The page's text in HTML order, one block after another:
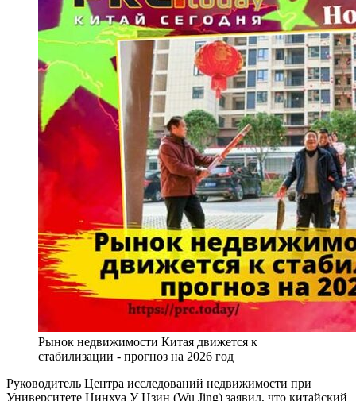
Рынок недвижимости Китая движется к
стабилизации - прогноз на 2026 год
Руководитель Центра исследований недвижимости при
Университете Цинхуа У Цзин (Wu Jing) заявил, что китайский